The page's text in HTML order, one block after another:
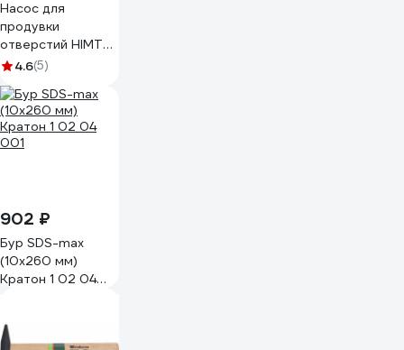
Насос для
продувки
отверстий HIMTEX
220мм IPUM220
4.6(5)
902 ₽
Бур SDS-max
(10х260 мм)
Кратон 1 02 04